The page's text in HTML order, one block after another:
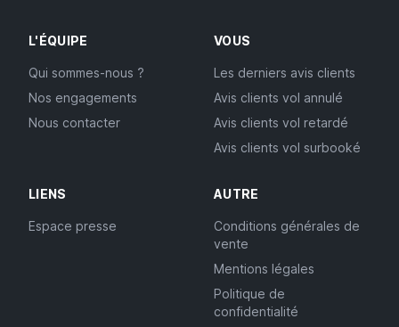
L'ÉQUIPE
Qui sommes-nous ?
Nos engagements
Nous contacter
VOUS
Les derniers avis clients
Avis clients vol annulé
Avis clients vol retardé
Avis clients vol surbooké
LIENS
Espace presse
AUTRE
Conditions générales de
vente
Mentions légales
Politique de
confidentialité